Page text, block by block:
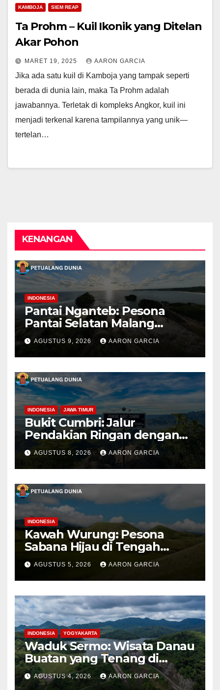
KAMBOJA SIEM REAP
Ta Prohm – Kuil Ikonik yang Ditelan
Akar Pohon
MARET 19, 2025 AARON GARCIA
Jika ada satu kuil di Kamboja yang tampak seperti
berada di dunia lain, maka Ta Prohm adalah
jawabannya. Terletak di kompleks Angkor, kuil ini
menjadi terkenal karena tampilannya yang unik—
tertelan…
KENANGAN
INDONESIA
Pantai Nganteb: Pesona
Pantai Selatan Malang
dengan Ombak Besar dan
Suasana Alami
AGUSTUS 9, 2026 AARON GARCIA
INDONESIA JAWA TIMUR
Bukit Cumbri: Jalur
Pendakian Ringan dengan
Panorama Perbukitan
AGUSTUS 8, 2026 AARON GARCIA
INDONESIA
Kawah Wurung: Pesona
Sabana Hijau di Tengah
Pegunungan Bondowoso
AGUSTUS 5, 2026 AARON GARCIA
INDONESIA YOGYAKARTA
Waduk Sermo: Wisata Danau
Buatan yang Tenang di
Perbukitan Menoreh Kulon
Progo
AGUSTUS 4, 2026 AARON GARCIA